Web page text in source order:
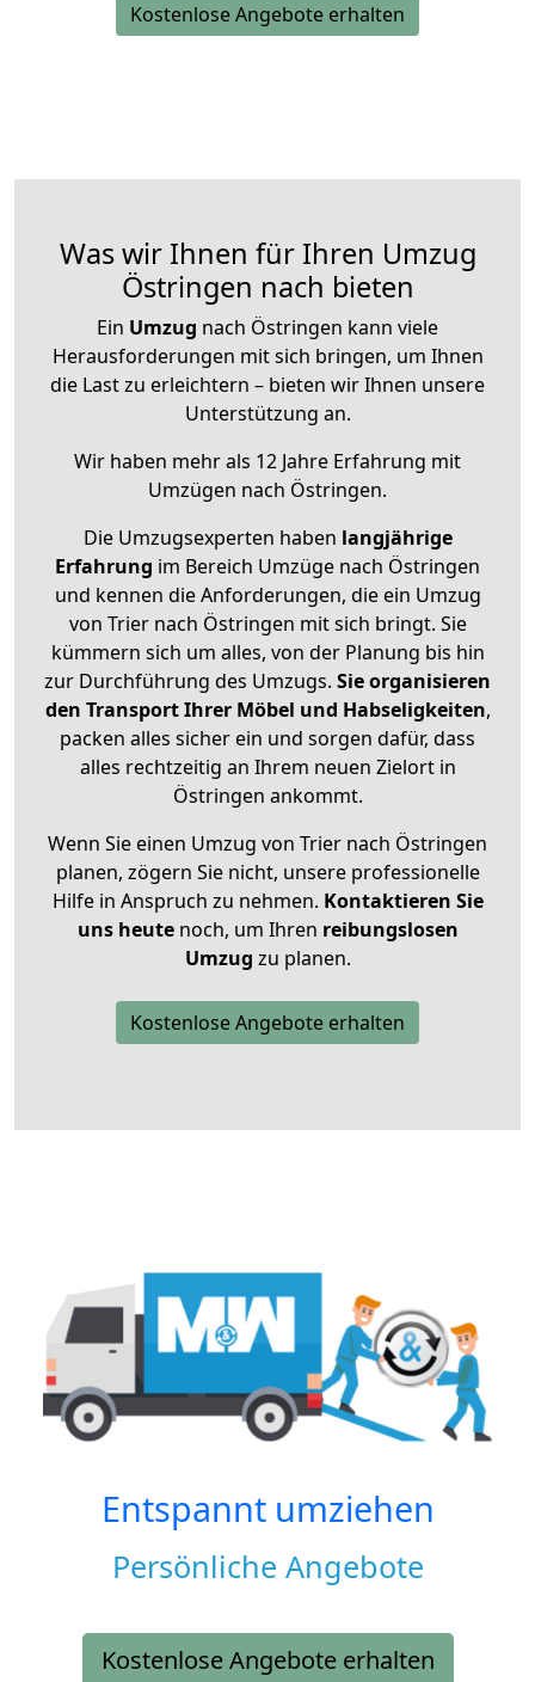
Kostenlose Angebote erhalten
Was wir Ihnen für Ihren Umzug
Östringen nach bieten
Ein Umzug nach Östringen kann viele
Herausforderungen mit sich bringen, um Ihnen
die Last zu erleichtern – bieten wir Ihnen unsere
Unterstützung an.
Wir haben mehr als 12 Jahre Erfahrung mit
Umzügen nach Östringen.
Die Umzugsexperten haben langjährige
Erfahrung im Bereich Umzüge nach Östringen
und kennen die Anforderungen, die ein Umzug
von Trier nach Östringen mit sich bringt. Sie
kümmern sich um alles, von der Planung bis hin
zur Durchführung des Umzugs. Sie organisieren
den Transport Ihrer Möbel und Habseligkeiten,
packen alles sicher ein und sorgen dafür, dass
alles rechtzeitig an Ihrem neuen Zielort in
Östringen ankommt.
Wenn Sie einen Umzug von Trier nach Östringen
planen, zögern Sie nicht, unsere professionelle
Hilfe in Anspruch zu nehmen. Kontaktieren Sie
uns heutenoch, um Ihren reibungslosen
Umzug zu planen.
Kostenlose Angebote erhalten
Entspannt umziehen
Persönliche Angebote
Kostenlose Angebote erhalten